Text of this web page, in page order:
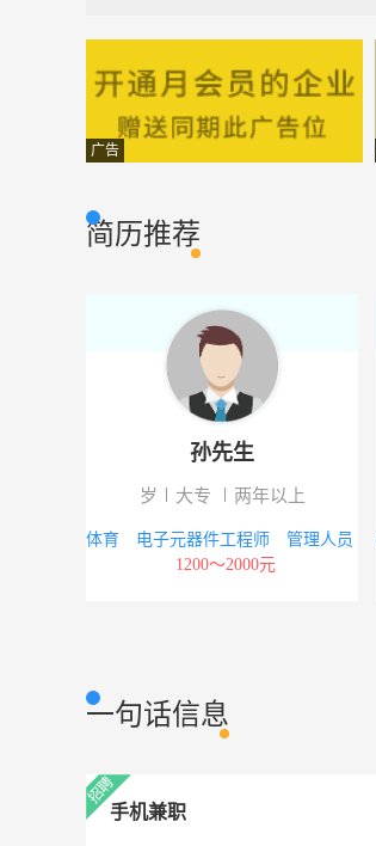
出纳员 其它类型
人事经理 其它类型
慢走丝、快走丝
策划部经理 其它类型
办公室文秘 其它类型
其它类型
生产职员 普通工人
广告
简历推荐
孙先生
岁 大专 两年以上
体育 电子元器件工程师 管理人员
1200～2000元
一句话信息
手机兼职